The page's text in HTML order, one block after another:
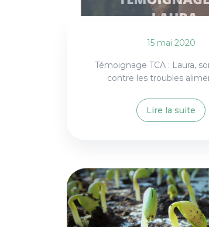
15 mai 2020
Témoignage TCA : Laura,
contre les troubles
Lire la suite